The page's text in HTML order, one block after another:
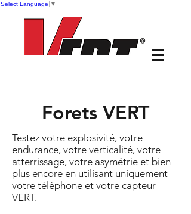
Select Language ▼
Forets VERT
Testez votre explosivité, votre
endurance, votre verticalité, votre
atterrissage, votre asymétrie et bien
plus encore en utilisant uniquement
votre téléphone et votre capteur
VERT.